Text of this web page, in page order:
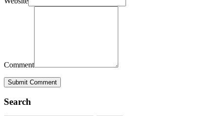
Comment
Submit Comment
Search